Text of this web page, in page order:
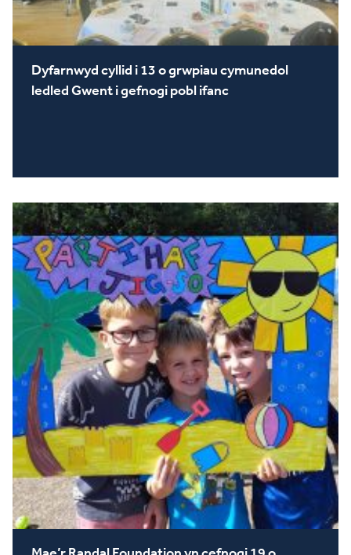
Dyfarnwyd cyllid i 13 o grwpiau cymunedol
ledled Gwent i gefnogi pobl ifanc